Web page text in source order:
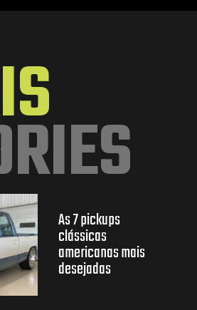
As 7 pickups
clássicas
americanas mais
desejadas